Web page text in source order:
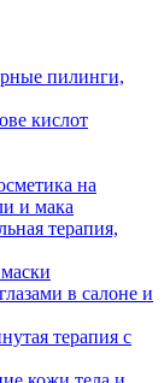
пилинги,
кислот
на
и мака
терапия,
в салоне и
терапия с